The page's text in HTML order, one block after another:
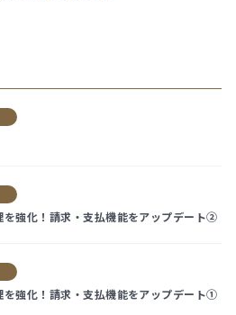
を強化！請求・支払機能をアップデート②
を強化！請求・支払機能をアップデート①